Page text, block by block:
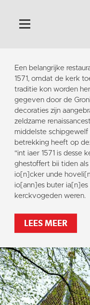
Home
Algemeen
Historie
Omgeving
Activiteiten
Steun ons
Contact
Vaktaal
Een belangrijke
1571, omdat de kerk
traditie kon worden
gegeven door de
decoraties zijn
zeldzame
middelste
betrekking heeft op
"int iaer 1571 is desse
ghestoffert bii tiden
io[n]cker unde
io[ann]es buter
kerckvogeden weren.
LEES MEER